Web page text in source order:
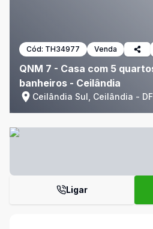
Cód: TH34977 Venda
QNM 7 - Casa com 5
banheiros - Ceilândia
Ceilândia Sul, Ceilândia - DF
Ligar